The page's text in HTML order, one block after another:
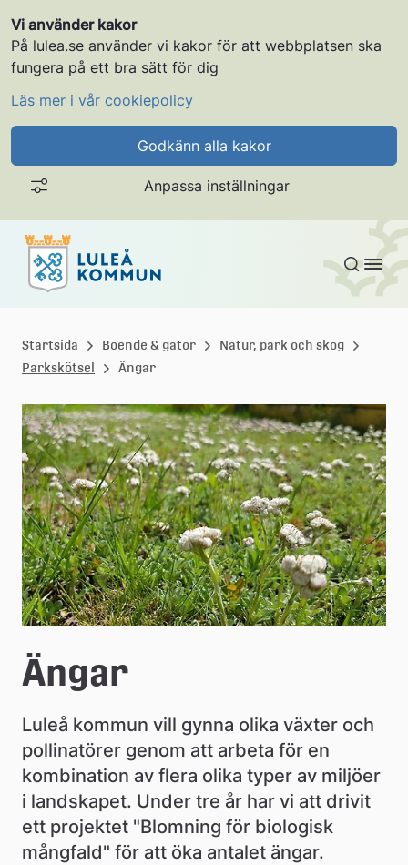
Vi använder kakor
På lulea.se använder vi kakor för att webbplatsen ska
fungera på ett bra sätt för dig
Läs mer i vår cookiepolicy
Godkänn alla kakor
Anpassa inställningar
Gå till innehållet
u
l
e
å
k
o
m
m
u
n
Startsida Boende & gator
Natur, park och skog
Parkskötsel
Ängar
Ängar
Luleå kommun vill gynna olika växter och
pollinatörer genom att arbeta för en
kombination av flera olika typer av miljöer
i landskapet. Under tre år har vi att drivit
ett projektet "Blomning för biologisk
mångfald" för att öka antalet ängar.